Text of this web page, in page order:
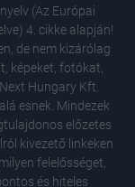
(Az Európai
4. cikke alapján!
de nem kizárólag
képeket, fotókat,
Hungary Kft.
esnek. Mindezek
előzetes
kivezető linkeken
felelősséget,
és hiteles